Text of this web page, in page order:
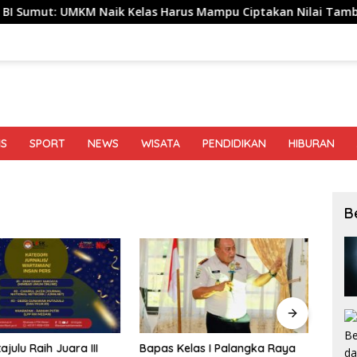
Naik Kelas Harus Mampu Ciptakan Nilai Tambah hingga
SPORT NEWS WISATA PENDIDIKAN HIBURAN
Raih Juara III
Bapas Kelas I Palangka Raya